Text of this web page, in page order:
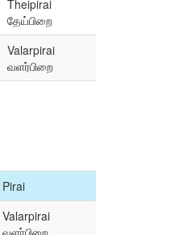
Theipirai
தேய்பிறை
Valarpirai
வளர்பிறை
Pirai
Valarpirai
வளர்பிறை